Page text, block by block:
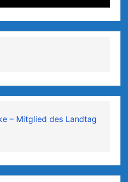
– Mitglied des Landtag